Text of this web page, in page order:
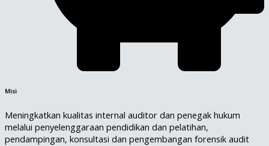
Misi
Meningkatkan kualitas internal auditor dan penegak hukum
melalui penyelenggaraan pendidikan dan pelatihan,
pendampingan, konsultasi dan pengembangan forensik audit